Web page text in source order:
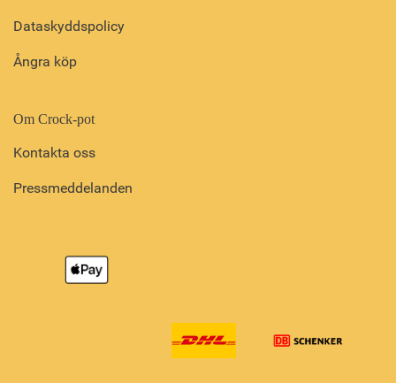
Dataskyddspolicy
Ångra köp
Om Crock-pot
Kontakta oss
Pressmeddelanden